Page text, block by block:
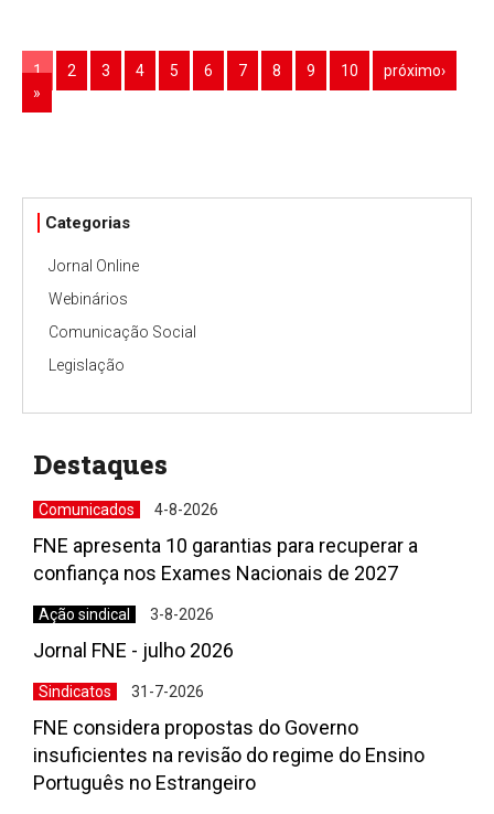
1 2 3 4 5 6 7 8 9 10
próximo›
»
Categorias
Jornal Online
Webinários
Comunicação Social
Legislação
Destaques
Comunicados 4-8-2026
FNE apresenta 10 garantias para recuperar a
confiança nos Exames Nacionais de 2027
Ação sindical 3-8-2026
Jornal FNE - julho 2026
Sindicatos 31-7-2026
FNE considera propostas do Governo
insuficientes na revisão do regime do Ensino
Português no Estrangeiro